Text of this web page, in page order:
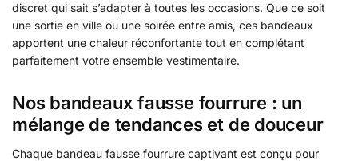
discret qui sait s’adapter à toutes les occasions. Que ce soit
une sortie en ville ou une soirée entre amis, ces bandeaux
apportent une chaleur réconfortante tout en complétant
parfaitement votre ensemble vestimentaire.
Nos bandeaux fausse fourrure : un
mélange de tendances et de douceur
Chaque bandeau fausse fourrure captivant est conçu pour